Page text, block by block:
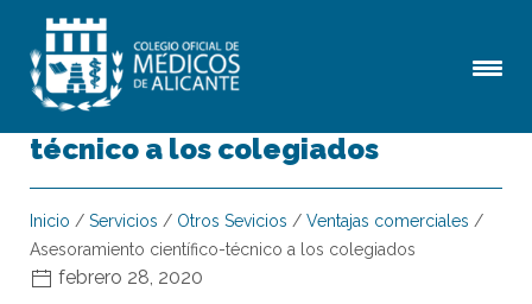
Asesoramiento científico-
técnico a los colegiados
Inicio / Servicios / Otros Sevicios / Ventajas comerciales /
Asesoramiento científico-técnico a los colegiados
febrero 28, 2020